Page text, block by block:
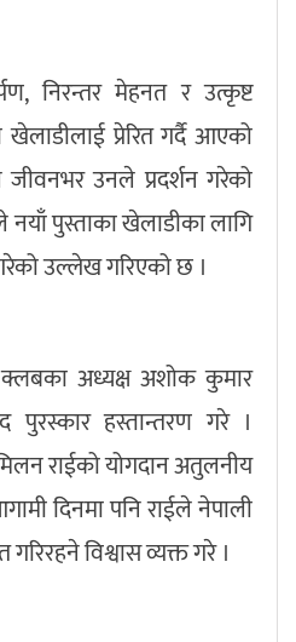
निरन्तर मेहनत र उत्कृष्ट
प्रेरित गर्दै आएको
उनले प्रदर्शन गरेको
पुस्ताका खेलाडीका लागि
गरेको उल्लेख गरिएको छ ।
क्लबका अध्यक्ष अशोक कुमार
पुरस्कार हस्तान्तरण गरे ।
राईको योगदान अतुलनीय
दिनमा पनि राईले नेपाली
विश्वास व्यक्त गरे ।